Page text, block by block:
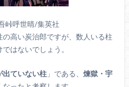
峠呼世晴/集英社
高い炭治郎ですが、数人いる柱
はないでしょう。
出ていない柱」である、 煉獄・宇